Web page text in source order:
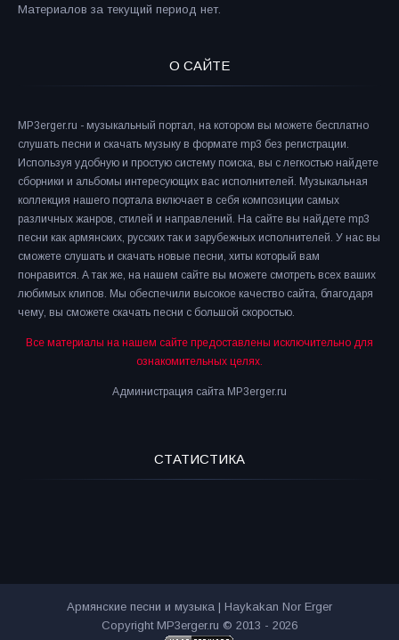
Материалов за текущий период нет.
О САЙТЕ
MP3erger.ru - музыкальный портал, на котором вы можете бесплатно
слушать песни и скачать музыку в формате mp3 без регистрации.
Используя удобную и простую систему поиска, вы с легкостью найдете
сборники и альбомы интересующих вас исполнителей. Музыкальная
коллекция нашего портала включает в себя композиции самых
различных жанров, стилей и направлений. На сайте вы найдете mp3
песни как армянских, русских так и зарубежных исполнителей. У нас вы
сможете слушать и скачать новые песни, хиты который вам
понравится. А так же, на нашем сайте вы можете смотреть всех ваших
любимых клипов. Мы обеспечили высокое качество сайта, благодаря
чему, вы сможете скачать песни с большой скоростью.
Все материалы на нашем сайте предоставлены исключительно для
ознакомительных целях.
Администрация сайта MP3erger.ru
СТАТИСТИКА
Армянские песни и музыка | Haykakan Nor Erger
Copyright MP3erger.ru © 2013 - 2026